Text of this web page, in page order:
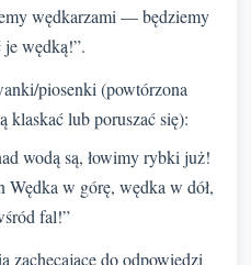
wędkarzami — będziemy
wędką!”.
piosenki (powtórzona
klaskać lub poruszać się):
wodą są, łowimy rybki już!
Wędka w górę, wędka w dół,
fal!”
zachęcające do odpowiedzi